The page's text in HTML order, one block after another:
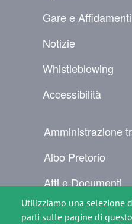
Utilizziamo una selezione
parti sulle pagine di
Gare e
Notizie
Whistleblowing
Accessibilità
Amministrazione
Albo Pretorio
Atti e Documenti
Per il cittadino